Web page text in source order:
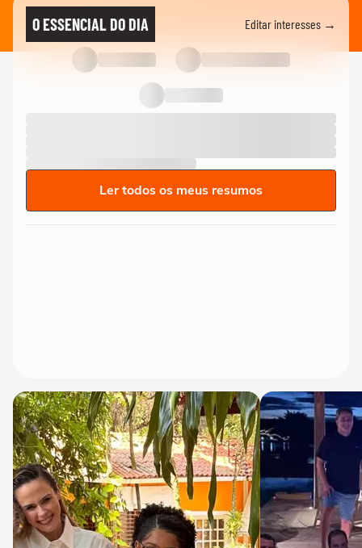
O ESSENCIAL DO DIA Editar interesses →
Ler todos os meus resumos